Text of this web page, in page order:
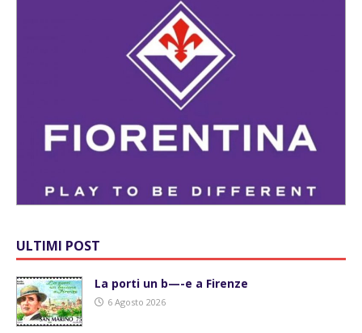
ULTIMI POST
La porti un b—-e a Firenze
6 Agosto 2026